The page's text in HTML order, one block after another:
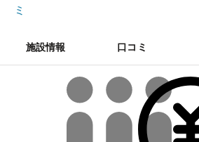
ミ
施設情報 口コミ